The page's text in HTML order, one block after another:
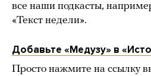
все наши подкасты,
«Текст недели».
Добавьте «Медузу» в
Просто нажмите на ссылку